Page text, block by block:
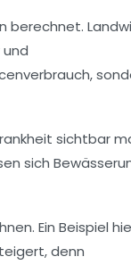
berechnet.
sichtbar
sich
Ein Beispiel
denn